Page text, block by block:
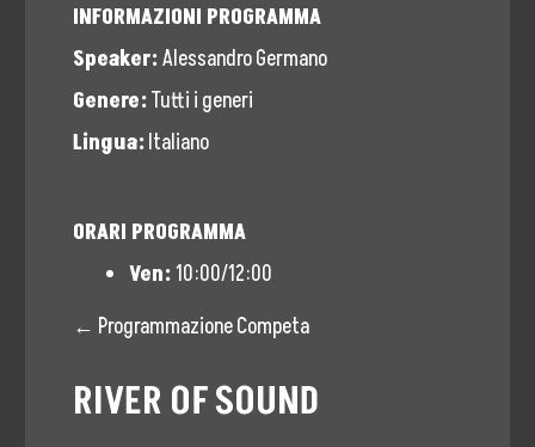
Blogger
La Nostra Rete
Attività
Radio ERRE18
Diventa Socio
INFORMAZIONI PROGRAMMA
Speaker:Alessandro Germano
Genere:Tutti i generi
Lingua:Italiano
ORARI PROGRAMMA
Ven:10:00/12:00
← Programmazione Competa
RIVER OF SOUND